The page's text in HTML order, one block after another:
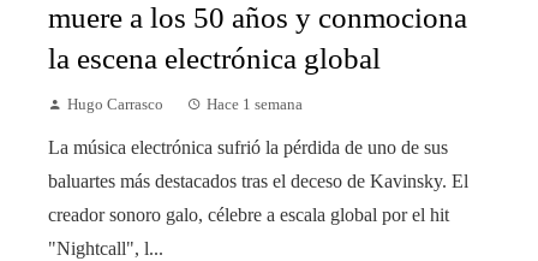
muere a los 50 años y conmociona
la escena electrónica global
Hugo Carrasco Hace 1 semana
La música electrónica sufrió la pérdida de uno de sus
baluartes más destacados tras el deceso de Kavinsky. El
creador sonoro galo, célebre a escala global por el hit
"Nightcall", l...